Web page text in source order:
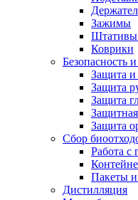
Зажимы
Штативы
Коврики
Безопасность
Защита и
Защита
Защита
Защита
Сбор
Работа с
Пакеты
Дистилляция